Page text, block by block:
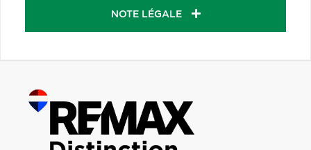
NOTE LÉGALE